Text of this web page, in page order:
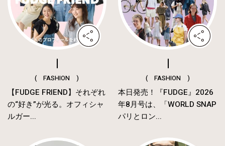
( FASHION )
【FUDGE FRIEND】それぞれ
の“好き”が光る。オフィシャ
ルガー...
( FASHION )
本日発売！『FUDGE』2026
年8月号は、「WORLD SNAP
パリとロン...